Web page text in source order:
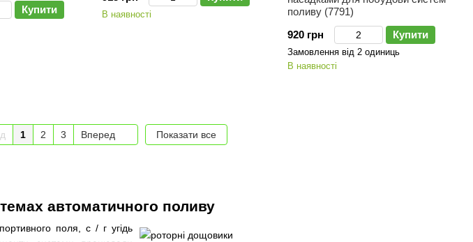
автоматичного поливу
поля, с / г угідь
Купити В наявності
поливу (7791)
920 грн
Купити
Замовлення від 2 одиниць
В наявності
1 2 3 Вперед Показати все